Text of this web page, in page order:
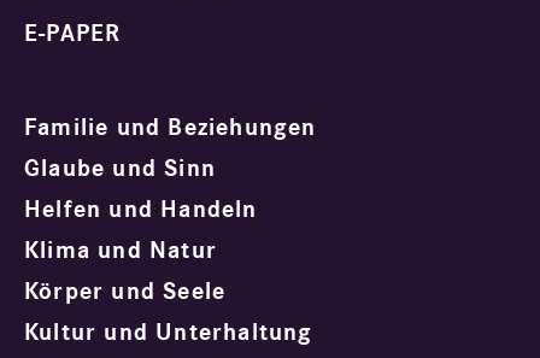
E-PAPER
Familie und Beziehungen
Glaube und Sinn
Helfen und Handeln
Klima und Natur
Körper und Seele
Kultur und Unterhaltung